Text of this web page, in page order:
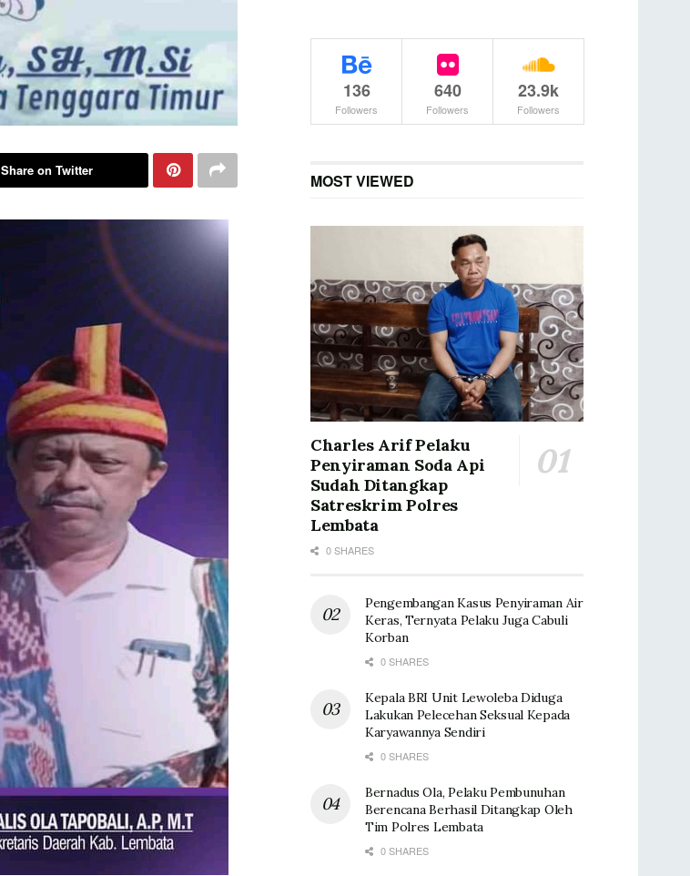
Share on Twitter
136
Followers
640
Followers
23.9k
Followers
MOST VIEWED
Charles Arif Pelaku
Penyiraman Soda Api
Sudah Ditangkap
Satreskrim Polres
Lembata
0 SHARES
Pengembangan Kasus Penyiraman Air
Keras, Ternyata Pelaku Juga Cabuli
Korban
0 SHARES
Kepala BRI Unit Lewoleba Diduga
Lakukan Pelecehan Seksual Kepada
Karyawannya Sendiri
0 SHARES
Bernadus Ola, Pelaku Pembunuhan
Berencana Berhasil Ditangkap Oleh
Tim Polres Lembata
0 SHARES